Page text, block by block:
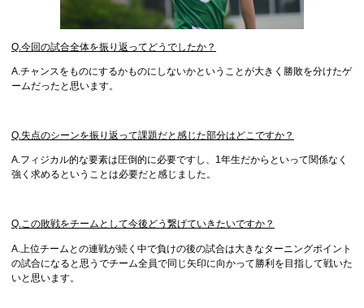
Q.今回の試合全体を振り返ってどうでしたか？
A.チャンスをものにするかものにしないかということが大きく勝敗を分けたゲ
ームだったと思います。
Q.失点のシーンを振り返って課題だと感じた部分はどこですか？
A.フィジカル的な要素は圧倒的に必要ですし、1年生だからといって関係なく
強く求めるということは必要だと感じました。
Q.この敗戦をチームとして今後どう繋げていきたいですか？
A.上位チームとの連戦が続く中で負けの後の試合は大きなターニングポイント
の試合になると思うでチーム全員で同じ矢印に向かって勝利を目指して戦いた
いと思います。